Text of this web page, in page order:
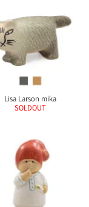
Lisa Larson mika
SOLDOUT